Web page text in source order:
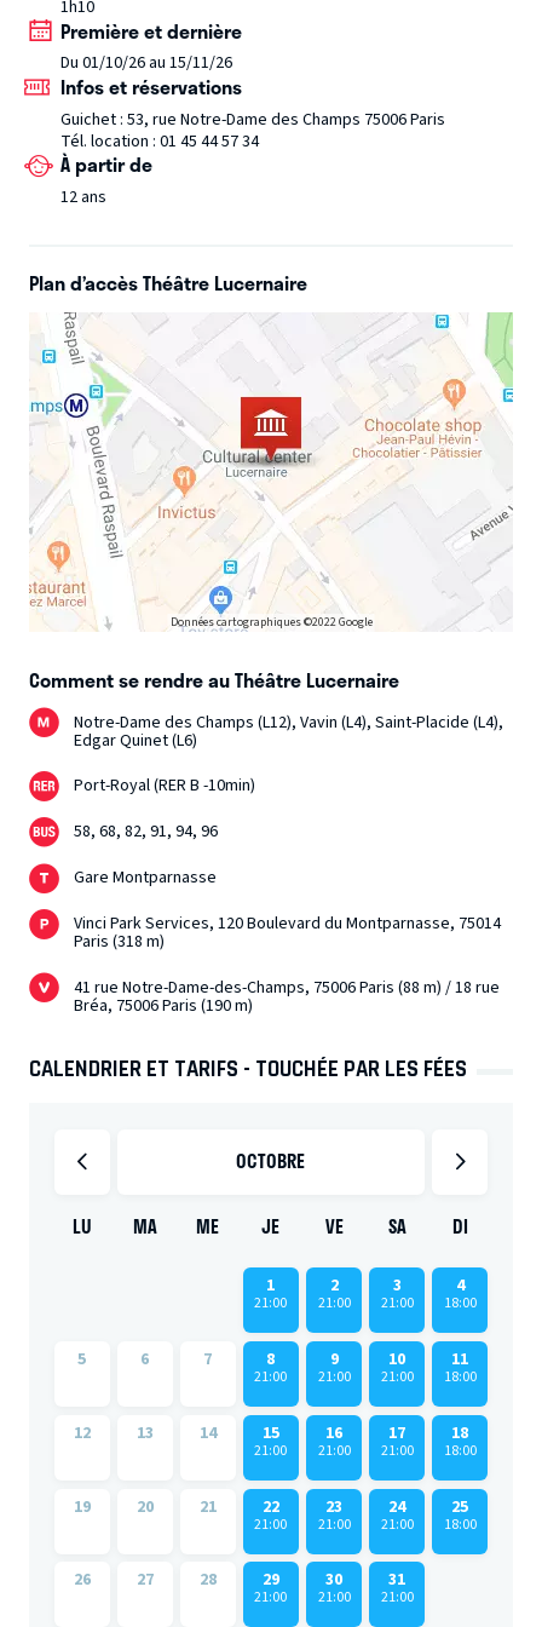
pudeur, et balaie d’un grand éclat de rire les moments les
plus durs de sa vie. Ariane Ascaride lève le voile sur sa vie
de luttes et d’amour, avec humour, pudeur et sincérité.
1h10
Première et dernière
Du 01/10/26 au 15/11/26
Infos et réservations
Guichet : 53, rue Notre-Dame des Champs 75006 Paris
Tél. location : 01 45 44 57 34
À partir de
12 ans
Plan d’accès Théâtre Lucernaire
Données cartographiques ©2022 Google
Comment se rendre au Théâtre Lucernaire
Notre-Dame des Champs (L12), Vavin (L4), Saint-Placide (L4),
Edgar Quinet (L6)
Port-Royal (RER B -10min)
58, 68, 82, 91, 94, 96
Gare Montparnasse
Vinci Park Services, 120 Boulevard du Montparnasse, 75014
Paris (318 m)
41 rue Notre-Dame-des-Champs, 75006 Paris (88 m) / 18 rue
Bréa, 75006 Paris (190 m)
CALENDRIER ET TARIFS - TOUCHÉE PAR LES FÉES
OCTOBRE
LU MA ME JE VE SA DI
1
21:00
2
21:00
3
21:00
4
18:00
5 6 7 8
21:00
9
21:00
10
21:00
11
18:00
12 13 14 15
21:00
16
21:00
17
21:00
18
18:00
19 20 21 22
21:00
23
21:00
24
21:00
25
18:00
26 27 28 29
21:00
30
21:00
31
21:00